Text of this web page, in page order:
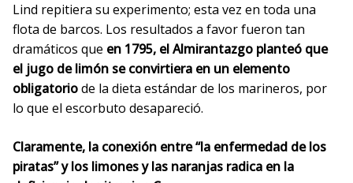
Lind repitiera su experimento; esta vez en toda una
flota de barcos. Los resultados a favor fueron tan
dramáticos que en 1795, el Almirantazgo planteó que
el jugo de limón se convirtiera en un elemento
obligatoriode la dieta estándar de los marineros, por
lo que el escorbuto desapareció.
Claramente, la conexión entre “la enfermedad de los
piratas” y los limones y las naranjas radica en la